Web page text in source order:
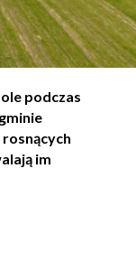
podczas
im